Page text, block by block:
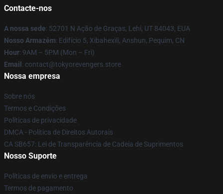
Contacte-nos
A nossa sede: 52701 N Ação de Graças, Lehi, UT 84043, EUA
Nosso Armazém: Edifício 5, Xibahexili, Anshun, Pequim, CN
Hour: 9AM – 5PM (Mon – Fri)
Email : contact@tokyorevengers.store
Nossa empresa
Sobre nós
Termos e Condições
Políticas de privacidade
DMCA - Política de Direitos Autorais
CA SB657: Lei de Transparência de Cadeia de Suprimentos
Nosso Suporte
Políticas de envio e entrega
Termos de pagamento